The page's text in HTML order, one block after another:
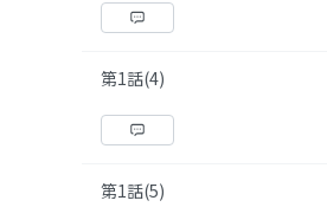
第1話(4)
第1話(5)